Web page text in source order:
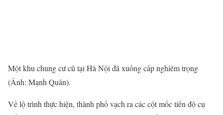
Một khu chung cư cũ tại Hà Nội đã xuống cấp nghiêm trọng
(Ảnh: Mạnh Quân).
Về lộ trình thực hiện, thành phố vạch ra các cột mốc tiến độ cụ